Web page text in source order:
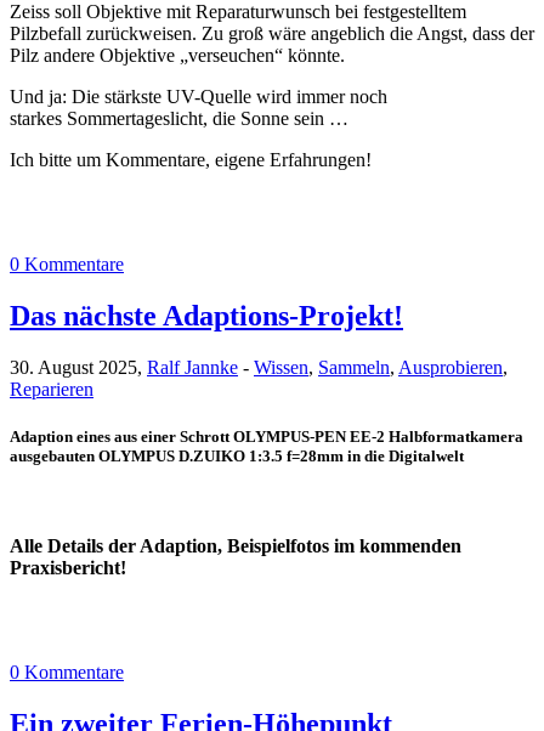
Zeiss soll Objektive mit Reparaturwunsch bei festgestelltem
Pilzbefall zurückweisen. Zu groß wäre angeblich die Angst, dass der
Pilz andere Objektive „verseuchen“ könnte.
Und ja: Die stärkste UV-Quelle wird immer noch
starkes Sommertageslicht, die Sonne sein …
Ich bitte um Kommentare, eigene Erfahrungen!
0 Kommentare
Das nächste Adaptions-Projekt!
30. August 2025, Ralf Jannke - Wissen, Sammeln, Ausprobieren,
Reparieren
Adaption eines aus einer Schrott OLYMPUS-PEN EE-2 Halbformatkamera
ausgebauten OLYMPUS D.ZUIKO 1:3.5 f=28mm in die Digitalwelt
Alle Details der Adaption, Beispielfotos im kommenden
Praxisbericht!
0 Kommentare
Ein zweiter Ferien-Höhepunkt